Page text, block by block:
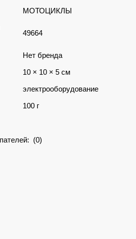
МОТОЦИКЛЫ
49664
Нет бренда
10 × 10 × 5 см
электрооборудование
100 г
(0)